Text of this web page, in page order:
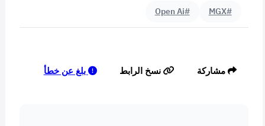
#MGX
#Open Ai
مشاركة نسخ الرابط بلغ عن خطأ